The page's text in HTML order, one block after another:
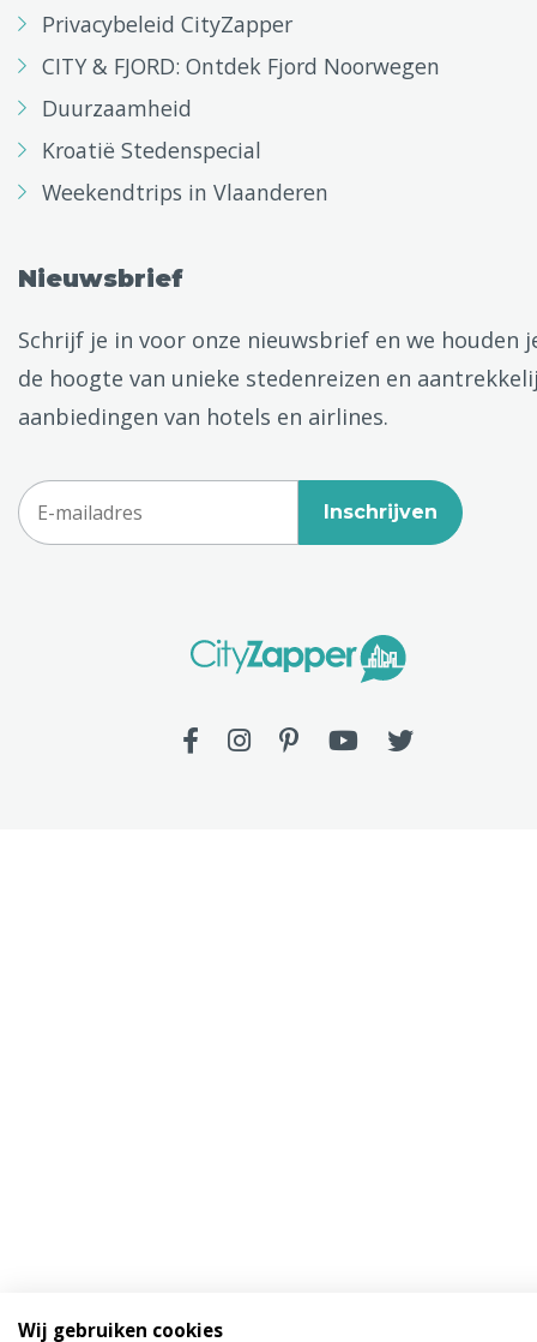
Privacybeleid CityZapper
CITY & FJORD: Ontdek Fjord Noorwegen
Duurzaamheid
Kroatië Stedenspecial
Weekendtrips in Vlaanderen
Nieuwsbrief
Schrijf je in voor onze nieuwsbrief en we houden
de hoogte van unieke stedenreizen en
aanbiedingen van hotels en airlines.
Inschrijven
Wij gebruiken cookies